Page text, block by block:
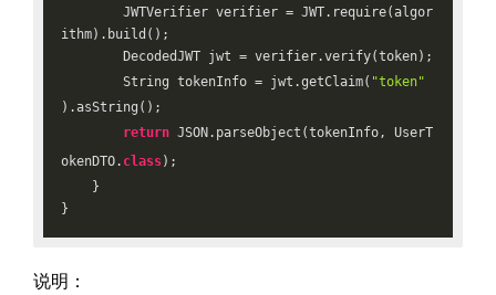
JWTVerifier verifier = JWT.require(algor
ithm).build();
DecodedJWT jwt = verifier.verify(token);
String tokenInfo = jwt.getClaim( "token"
).asString();
return JSON.parseObject(tokenInfo, UserT
okenDTO. class) ;
}
说明：